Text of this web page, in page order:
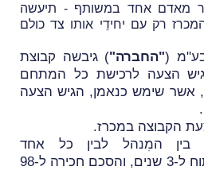
מאדם אחד במשותף - תיעשה
רק עם יחידֵי אותו צד כולם
("החברה") גיבשה קבוצת
הצעה לרכישת כל המתחם
אשר שימש כנאמן, הגיש הצעה
בין המִנהל לבין כל אחד
מהמשתכנים הסכם פיתוח ל-3 שנים, והסכם חכירה ל-98